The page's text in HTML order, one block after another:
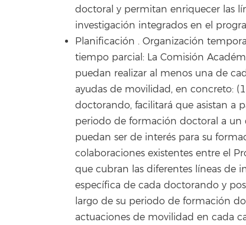
doctoral y permitan enriquecer las
investigación integrados en el
Planificación . Organización
tiempo parcial: La Comisión
puedan realizar al menos una de
ayudas de movilidad, en concreto:
doctorando, facilitará que asistan a
periodo de formación doctoral a un
puedan ser de interés para su
colaboraciones existentes entre el
que cubran las diferentes líneas de
específica de cada doctorando y
largo de su periodo de formación
actuaciones de movilidad en cada